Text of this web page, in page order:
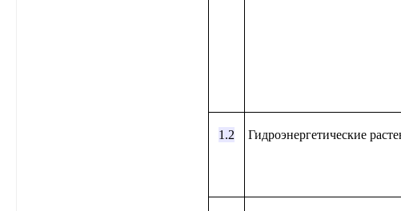
1.2 Гидроэнергетические